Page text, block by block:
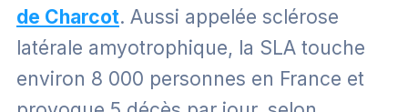
de Charcot. Aussi appelée sclérose
latérale amyotrophique, la SLA touche
environ 8 000 personnes en France et